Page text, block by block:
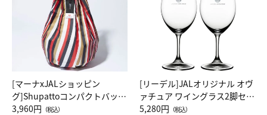
[マーナxJALショッピン
グ]Shupattoコンパクトバッグ
Drop JAL客室乗務員（LC）ス
3,960円 （税込）
[リーデル]JALオリジナル オヴ
ァチュア ワイングラス2脚セッ
ト（レッドワイン）
5,280円 （税込）